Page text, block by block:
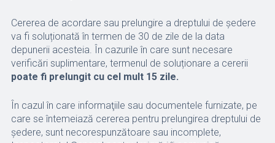
Cererea de acordare sau prelungire a dreptului de ședere
va fi soluționată în termen de 30 de zile de la data
depunerii acesteia. În cazurile în care sunt necesare
verificări suplimentare, termenul de soluționare a cererii
poate fi prelungit cu cel mult 15 zile.
În cazul în care informaţiile sau documentele furnizate, pe
care se întemeiază cererea pentru prelungirea dreptului de
şedere, sunt necorespunzătoare sau incomplete,